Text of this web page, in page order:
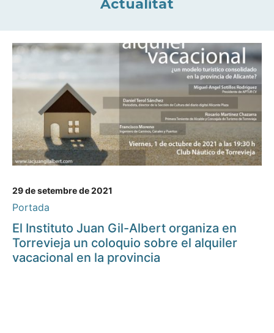
Actualitat
29 de setembre de 2021
Portada
El Instituto Juan Gil-Albert organiza en
Torrevieja un coloquio sobre el alquiler
vacacional en la provincia